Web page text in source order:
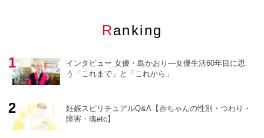
Ranking
インタビュー 女優・島かおり―女優生活60年目に思
う「これまで」と「これから」
妊娠スピリチュアルQ&A【赤ちゃんの性別・つわり・
障害・魂etc】